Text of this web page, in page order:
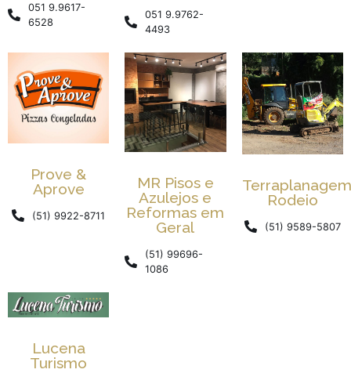
051 9.9617-
6528
051 9.9762-
4493
Prove &
Aprove
(51) 9922-8711
MR Pisos e
Azulejos e
Reformas em
Geral
(51) 99696-
1086
Terraplanagem
Rodeio
(51) 9589-5807
Lucena
Turismo